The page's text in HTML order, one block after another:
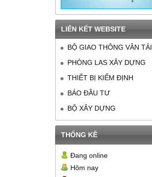
LIÊN KẾT WEBSITE
BỘ GIAO THÔNG VÂN TẢI
PHÒNG LAS XÂY DỰNG
THIẾT BỊ KIỂM ĐỊNH
BÁO ĐẦU TƯ
BỘ XÂY DỰNG
THỐNG KÊ
Đang online
Hôm nay